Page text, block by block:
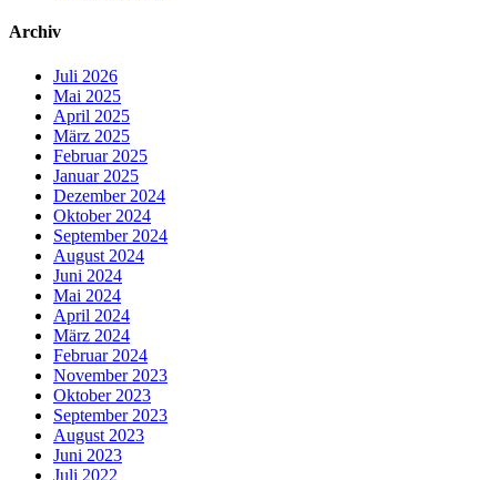
Archiv
Juli 2026
Mai 2025
April 2025
März 2025
Februar 2025
Januar 2025
Dezember 2024
Oktober 2024
September 2024
August 2024
Juni 2024
Mai 2024
April 2024
März 2024
Februar 2024
November 2023
Oktober 2023
September 2023
August 2023
Juni 2023
Juli 2022